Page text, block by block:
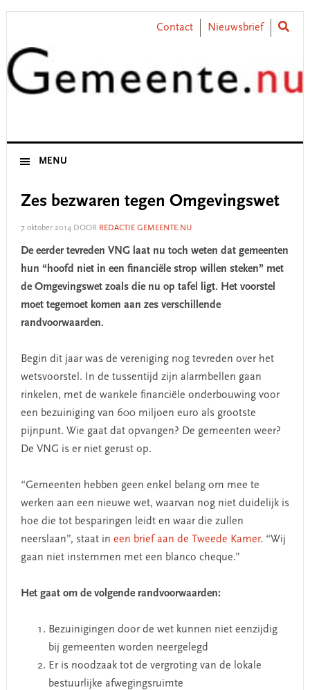
Skip
primary
navigation
Skip
content
Skip
primary
sidebar
Skip
footer
Contact Nieuwsbrief
MENU
Zes bezwaren tegen Omgevingswet
7 oktober 2014DOOR REDACTIE GEMEENTE.NU
De eerder tevreden VNG laat nu toch weten dat gemeenten
hun “hoofd niet in een financiële strop willen steken” met
de Omgevingswet zoals die nu op tafel ligt. Het voorstel
moet tegemoet komen aan zes verschillende
randvoorwaarden.
Begin dit jaar was de vereniging nog tevreden over het
wetsvoorstel. In de tussentijd zijn alarmbellen gaan
rinkelen, met de wankele financiële onderbouwing voor
een bezuiniging van 600 miljoen euro als grootste
pijnpunt. Wie gaat dat opvangen? De gemeenten weer?
De VNG is er niet gerust op.
“Gemeenten hebben geen enkel belang om mee te
werken aan een nieuwe wet, waarvan nog niet duidelijk is
hoe die tot besparingen leidt en waar die zullen
neerslaan”, staat in een brief aan de Tweede Kamer. “Wij
gaan niet instemmen met een blanco cheque.”
Het gaat om de volgende randvoorwaarden:
Bezuinigingen door de wet kunnen niet eenzijdig
bij gemeenten worden neergelegd
Er is noodzaak tot de vergroting van de lokale
bestuurlijke afwegingsruimte